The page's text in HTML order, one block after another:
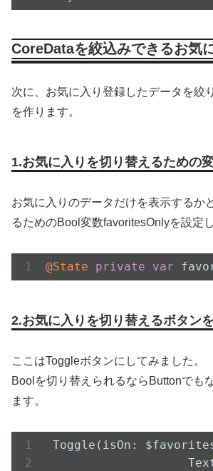
CoreDataを絞込みできるお気
次に、お気に入り登録したデータを絞
を作ります。
1.お気に入りを切り替えるための
お気に入りのデータだけを表示するか
るためのBool変数favoritesOnlyを設定し
@State private var
2.お気に入りを切り替えるボタン
ここはToggleボタンにしてみました。
Boolを切り替えられるならButtonでも
ます。
Toggle( isOn : $